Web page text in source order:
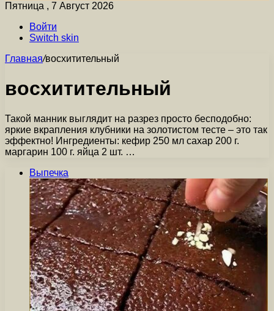
Пятница , 7 Август 2026
Войти
Switch skin
Главная/восхитительный
восхитительный
Такой манник выглядит на разрез просто бесподобно:
яркие вкрапления клубники на золотистом тесте – это так
эффектно! Ингредиенты: кефир 250 мл сахар 200 г.
маргарин 100 г. яйца 2 шт. …
Выпечка